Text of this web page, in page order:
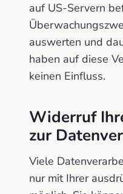
auf US-Servern
auswerten und
haben auf diese
keinen Einfluss.
Widerruf
zur
Viele
nur mit Ihrer